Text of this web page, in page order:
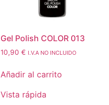
Gel Polish COLOR 013
10,90 € I.V.A NO INCLUIDO
Añadir al carrito
Vista rápida